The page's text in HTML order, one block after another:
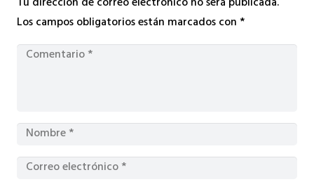
Los campos obligatorios están marcados con*